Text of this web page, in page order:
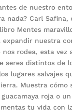
de nuestro
nada? Carl Safina,
Mentes
expandir nuestra
rodea, esta vez
seres distintos de
lugares salvajes
Muestra cómo
roja o
tu vida con